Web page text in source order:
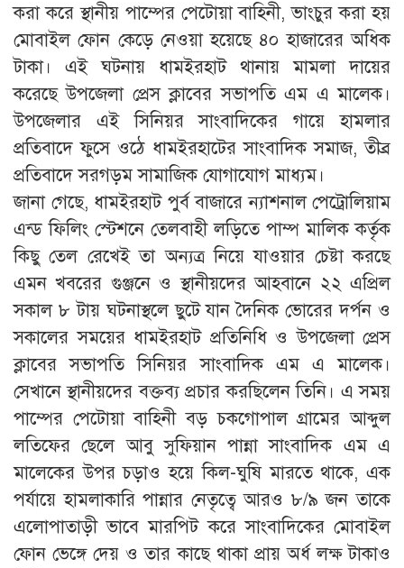
করা করে স্থানীয় পাম্পের পেটোয়া বাহিনী, ভাংচুর করা হয়
মোবাইল ফোন কেড়ে নেওয়া হয়েছে ৪০ হাজারের অধিক
টাকা। এই ঘটনায় ধামইরহাট থানায় মামলা দায়ের
করেছে উপজেলা প্রেস ক্লাবের সভাপতি এম এ মালেক।
উপজেলার এই সিনিয়র সাংবাদিকের গায়ে হামলার
প্রতিবাদে ফুসে ওঠে ধামইরহাটের সাংবাদিক সমাজ, তীব্র
প্রতিবাদে সরগড়ম সামাজিক যোগাযোগ মাধ্যম।
জানা গেছে, ধামইরহাট পুর্ব বাজারে ন্যাশনাল পেট্রোলিয়াম
এন্ড ফিলিং স্টেশনে তেলবাহী লড়িতে পাম্প মালিক কর্তৃক
কিছু তেল রেখেই তা অন্যত্র নিয়ে যাওয়ার চেষ্টা করছে
এমন খবরের গুঞ্জনে ও স্থানীয়দের আহবানে ২২ এপ্রিল
সকাল ৮ টায় ঘটনাস্থলে ছুটে যান দৈনিক ভোরের দর্পন ও
সকালের সময়ের ধামইরহাট প্রতিনিধি ও উপজেলা প্রেস
ক্লাবের সভাপতি সিনিয়র সাংবাদিক এম এ মালেক।
সেখানে স্থানীয়দের বক্তব্য প্রচার করছিলেন তিনি। এ সময়
পাম্পের পেটোয়া বাহিনী বড় চকগোপাল গ্রামের আব্দুল
লতিফের ছেলে আবু সুফিয়ান পান্না সাংবাদিক এম এ
মালেকের উপর চড়াও হয়ে কিল-ঘুষি মারতে থাকে, এক
পর্যায়ে হামলাকারি পান্নার নেতৃত্বে আরও ৮/৯ জন তাকে
এলোপাতাড়ী ভাবে মারপিট করে সাংবাদিকের মোবাইল
ফোন ভেঙ্গে দেয় ও তার কাছে থাকা প্রায় অর্ধ লক্ষ টাকাও